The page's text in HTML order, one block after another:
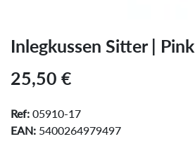
Inlegkussen Sitter | Pink
25,50 €
Ref: 05910-17
EAN: 5400264979497